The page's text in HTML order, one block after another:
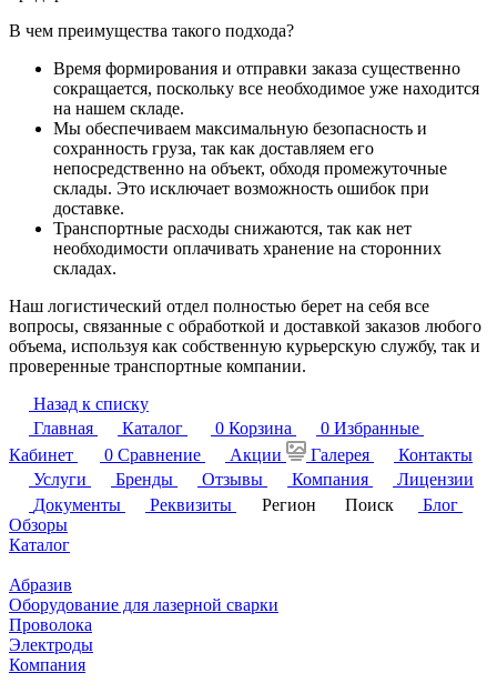
В чем преимущества такого подхода?
Время формирования и отправки заказа существенно
сокращается, поскольку все необходимое уже находится
на нашем складе.
Мы обеспечиваем максимальную безопасность и
сохранность груза, так как доставляем его
непосредственно на объект, обходя промежуточные
склады. Это исключает возможность ошибок при
доставке.
Транспортные расходы снижаются, так как нет
необходимости оплачивать хранение на сторонних
складах.
Наш логистический отдел полностью берет на себя все
вопросы, связанные с обработкой и доставкой заказов любого
объема, используя как собственную курьерскую службу, так и
проверенные транспортные компании.
Назад к списку
Главная
Каталог 0 Корзина 0 Избранные
Кабинет
0 Сравнение Акции Галерея
Контакты
Услуги
Бренды Отзывы Компания
Лицензии
Документы
Реквизиты Регион Поиск
Блог
Обзоры
Каталог
Абразив
Оборудование для лазерной сварки
Проволока
Электроды
Компания